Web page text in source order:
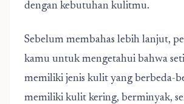
dengan kebutuhan kulitmu.
Sebelum membahas lebih lanjut,
kamu untuk mengetahui bahwa
memiliki jenis kulit yang berbeda-
memiliki kulit kering, berminyak,